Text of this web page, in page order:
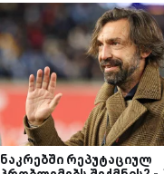
ნაკრებში რეპუტაციულ